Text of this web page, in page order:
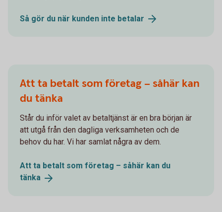
Så gör du när kunden inte betalar
Att ta betalt som företag – såhär kan
du tänka
Står du inför valet av betaltjänst är en bra början är
att utgå från den dagliga verksamheten och de
behov du har. Vi har samlat några av dem.
Att ta betalt som företag – såhär kan du
tänka